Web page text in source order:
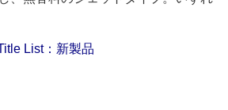
List：新製品